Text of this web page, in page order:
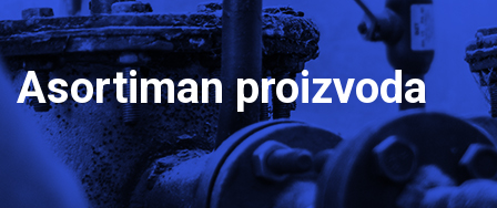
Asortiman proizvoda